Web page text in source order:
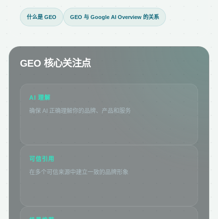
什么是 GEO GEO 与 Google AI Overview 的关系
GEO 核心关注点
AI 理解
确保 AI 正确理解你的品牌、产品和服务
可信引用
在多个可信来源中建立一致的品牌形象